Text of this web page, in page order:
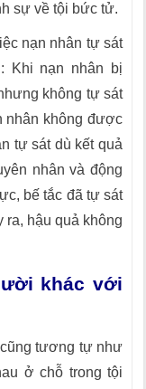
sự về tội bức tử.
nạn nhân tự sát
Khi nạn nhân bị
không tự sát
nhân không được
tự sát dù kết quả
nhân và động
bế tắc đã tự sát
ra, hậu quả không
khác với
tương tự như
ở chỗ trong tội